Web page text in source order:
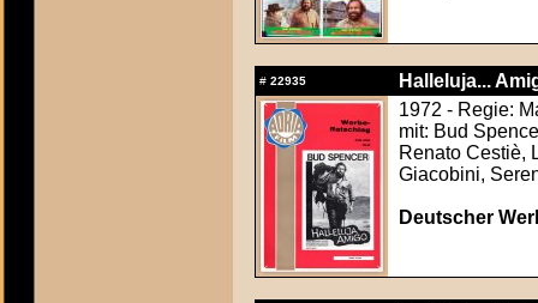
# 22935
Halleluja...
1972 - Regie:
mit: Bud
Renato Cestiè,
Giacobini,
Deutscher